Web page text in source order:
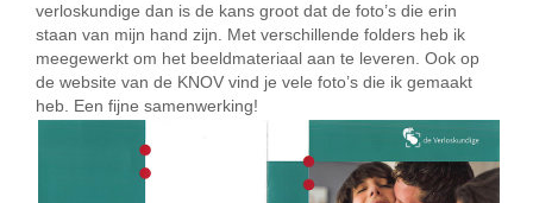
verloskundige dan is de kans groot dat de foto’s die erin
staan van mijn hand zijn. Met verschillende folders heb ik
meegewerkt om het beeldmateriaal aan te leveren. Ook op
de website van de KNOV vind je vele foto’s die ik gemaakt
heb. Een fijne samenwerking!